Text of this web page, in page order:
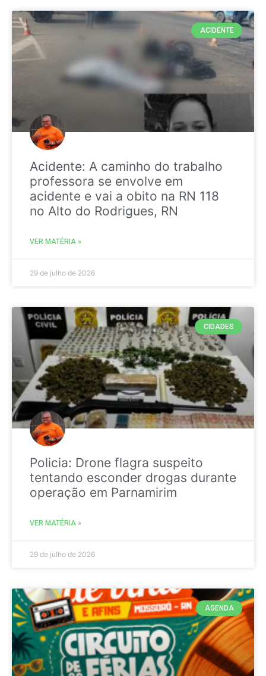
ACIDENTE
Acidente: A caminho do trabalho
professora se envolve em
acidente e vai a obito na RN 118
no Alto do Rodrigues, RN
VER MATÉRIA »
29 de julho de 2026
CIDADES
Policia: Drone flagra suspeito
tentando esconder drogas durante
operação em Parnamirim
VER MATÉRIA »
29 de julho de 2026
AGENDA